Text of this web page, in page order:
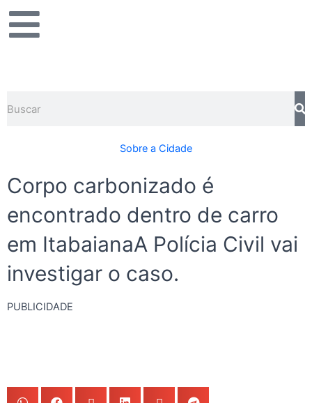
para
Sobre a Cidade
Corpo carbonizado é
encontrado dentro de carro
em ItabaianaA Polícia Civil vai
investigar o caso.
PUBLICIDADE